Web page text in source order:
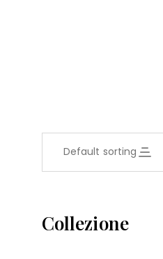
Default sorting
Collezione